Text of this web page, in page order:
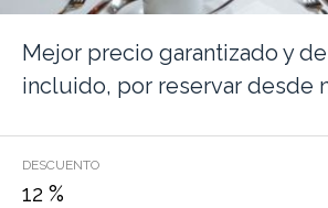
Mejor precio garantizado y
incluido, por reservar desde
DESCUENTO
12 %